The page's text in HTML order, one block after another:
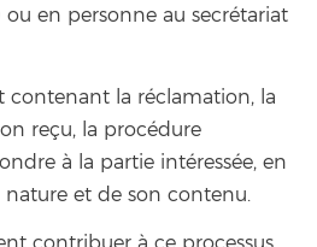
ou en personne au secrétariat
contenant la réclamation, la
reçu, la procédure
à la partie intéressée, en
et de son contenu.